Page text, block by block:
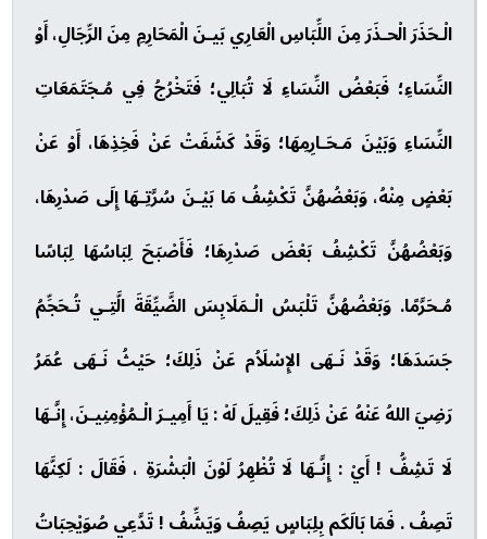
الْـحَذَرَ الْحـذَرَ مِنَ اللِّبَاسِ الْعَارِي بَيـنَ الْمَحَارِمِ مِنَ الرِّجَالِ، أَوْ
النِّسَاءِ؛ فَبَعْضُ النِّسَاءِ لَا تُبَالِي؛ فَتَخْرُجُ فِي مُـجَتَمَعَاتِ
النِّسَاءِ وَبَيْنَ مَـحَـارِمِهَا؛ وَقَدْ كَشَفَتْ عَنْ فَخِذِهَا، أَوْ عَنْ
بَعْضٍ مِنْهُ، وَبَعْضُهُنَّ تَكْشِفُ مَا بَيْـنَ سُرَّتِـهَا إِلَى صَدْرِهَا،
وَبَعْضُهُنَّ تَكْشِفُ بَعْضَ صَدْرِهَا؛ فَأَصْبَحَ لِبَاسُهَا لِبَاسًا
مُـحَرَّمًا. وَبَعْضُهُنَّ تَلْبَسُ الْـمَلَابِسَ الضَّيِّقَةَ الَّتِـي تُـحَجِّمُ
جَسَدَهَا؛ وَقَدْ نَـهَى الإِسْلَاُم عَنْ ذَلِكَ؛ حَيْثُ نَـهَى عُمَرُ
رَضِيَ اللهُ عَنْهُ عَنْ ذَلِكَ؛ فَقِيلَ لَهْ : يَا أَمِيـرَ الْـمُؤْمِنِيـنَ، إِنَّـهَا
لَا تَشِفُّ ! أَيْ : إِنَّـهَا لَا تُظْهِرُ لَوْنَ الْبَشْرَةِ ، فَقَالَ : لَكِنَّهَا
تَصِفُ . فَمَا بَالَكَم بِلِبَاسٍ يَصِفُ وَيَشِّفُ ! تَدَّعِي صُوَيْحِبَاتُ